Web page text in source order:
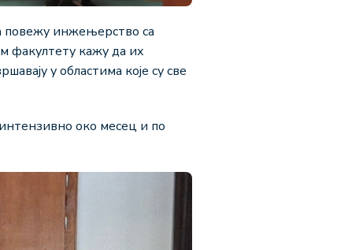
повежу инжењерство са
факултету кажу да их
у областима које су све
око месец и по